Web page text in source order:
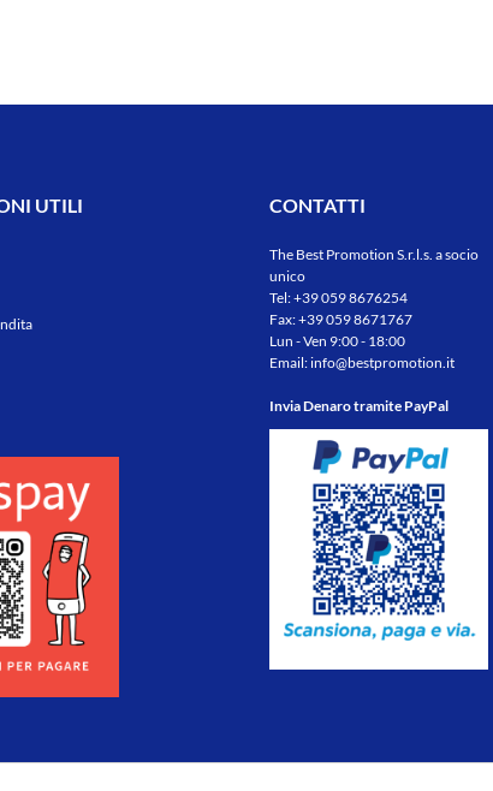
UTILI CONTATTI
The Best Promotion S.r.l.s. a socio
unico
Tel:+39 059 8676254
Fax: +39 059 8671767
Lun - Ven 9:00 - 18:00
Email:info@bestpromotion.it
Invia Denaro tramite PayPal